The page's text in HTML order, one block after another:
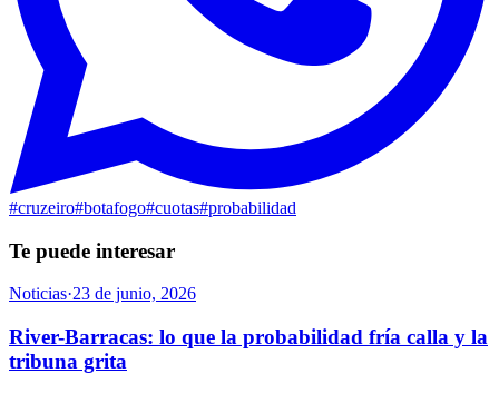
#cruzeiro#botafogo#cuotas#probabilidad
Te puede interesar
Noticias·23 de junio, 2026
River-Barracas: lo que la probabilidad fría calla y la
tribuna grita